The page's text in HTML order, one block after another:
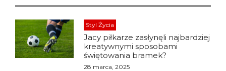
Styl Życia
Jacy piłkarze zasłynęli najbardziej
kreatywnymi sposobami
świętowania bramek?
28 marca, 2025